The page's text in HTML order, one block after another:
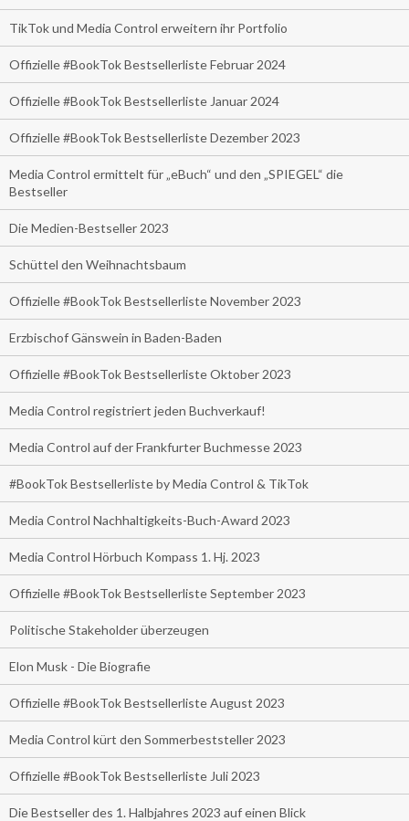
TikTok und Media Control erweitern ihr Portfolio
Offizielle #BookTok Bestsellerliste Februar 2024
Offizielle #BookTok Bestsellerliste Januar 2024
Offizielle #BookTok Bestsellerliste Dezember 2023
Media Control ermittelt für „eBuch“ und den „SPIEGEL“ die
Bestseller
Die Medien-Bestseller 2023
Schüttel den Weihnachtsbaum
Offizielle #BookTok Bestsellerliste November 2023
Erzbischof Gänswein in Baden-Baden
Offizielle #BookTok Bestsellerliste Oktober 2023
Media Control registriert jeden Buchverkauf!
Media Control auf der Frankfurter Buchmesse 2023
#BookTok Bestsellerliste by Media Control & TikTok
Media Control Nachhaltigkeits-Buch-Award 2023
Media Control Hörbuch Kompass 1. Hj. 2023
Offizielle #BookTok Bestsellerliste September 2023
Politische Stakeholder überzeugen
Elon Musk - Die Biografie
Offizielle #BookTok Bestsellerliste August 2023
Media Control kürt den Sommerbeststeller 2023
Offizielle #BookTok Bestsellerliste Juli 2023
Die Bestseller des 1. Halbjahres 2023 auf einen Blick